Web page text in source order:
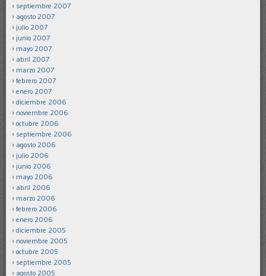
septiembre 2007
agosto 2007
julio 2007
junio 2007
mayo 2007
abril 2007
marzo 2007
febrero 2007
enero 2007
diciembre 2006
noviembre 2006
octubre 2006
septiembre 2006
agosto 2006
julio 2006
junio 2006
mayo 2006
abril 2006
marzo 2006
febrero 2006
enero 2006
diciembre 2005
noviembre 2005
octubre 2005
septiembre 2005
agosto 2005